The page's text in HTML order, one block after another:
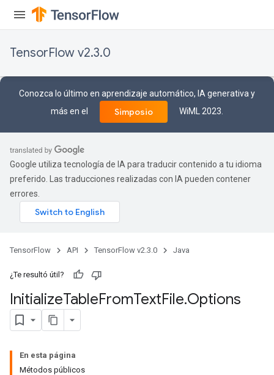
TensorFlow v2.3.0
Conozca lo último en aprendizaje automático, IA generativa y
más en el
Simposio WiML 2023.
Google utiliza tecnología de IA para traducir contenido a tu idioma
preferido. Las traducciones realizadas con IA pueden contener
errores.
TensorFlow API TensorFlow v2.3.0 Java
¿Te resultó útil?
InitializeTableFromTextFile.Options
En esta página
Métodos públicos